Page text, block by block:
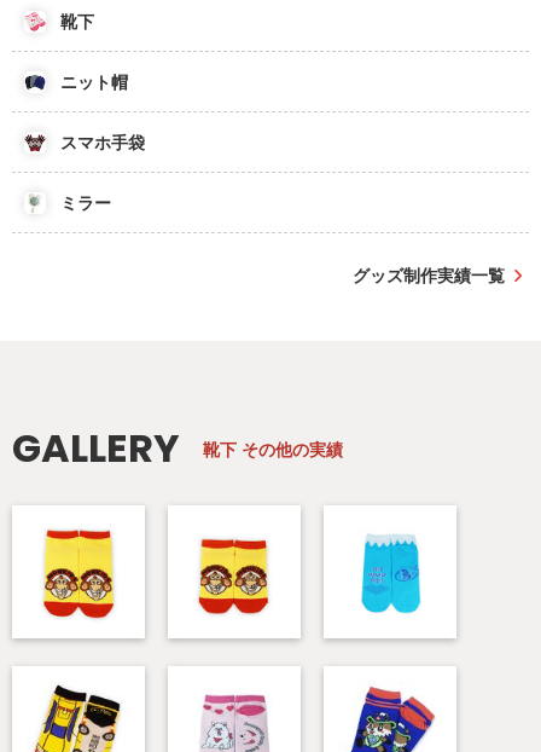
靴下
ニット帽
スマホ手袋
ミラー
グッズ制作実績一覧
GALLERY 靴下 その他の実績